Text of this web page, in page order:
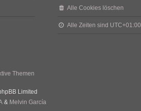
Alle Cookies löschen
Alle Zeiten sind UTC+01:00
Themen
Limited
& Melvin García